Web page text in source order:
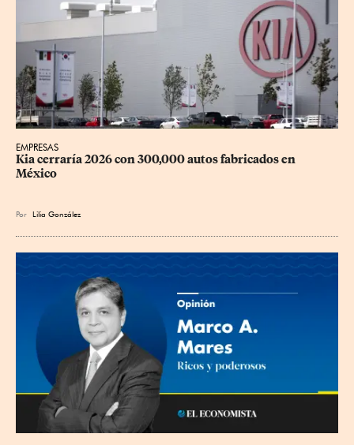
EMPRESAS
Kia cerraría 2026 con 300,000 autos fabricados en
México
Por Lilia González